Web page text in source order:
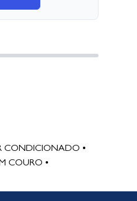
CONDICIONADO •
COURO •